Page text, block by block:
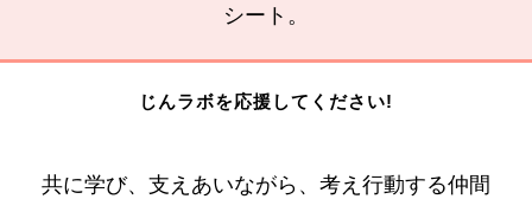
シート。
じんラボを応援してください!
共に学び、支えあいながら、考え行動する仲間